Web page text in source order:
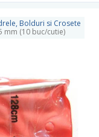
Bolduri si Crosete
mm (10 buc/cutie)